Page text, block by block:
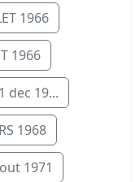
1966
1966
dec 19...
1968
1971